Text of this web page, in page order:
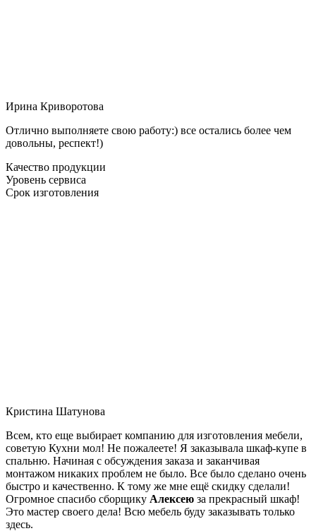
Ирина Криворотова
Отлично выполняете свою работу:) все остались более чем
довольны, респект!)
Качество продукции
Уровень сервиса
Срок изготовления
Кристина Шатунова
Всем, кто еще выбирает компанию для изготовления мебели,
советую Кухни мол! Не пожалеете! Я заказывала шкаф-купе в
спальню. Начиная с обсуждения заказа и заканчивая
монтажом никаких проблем не было. Все было сделано очень
быстро и качественно. К тому же мне ещё скидку сделали!
Огромное спасибо сборщику Алексею за прекрасный шкаф!
Это мастер своего дела! Всю мебель буду заказывать только
здесь.